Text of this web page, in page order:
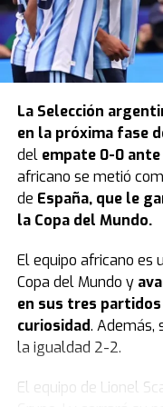
La Selección
en la próxima fase
del empate 0-0
africano se metió
de España, que le
la Copa del Mundo.
El equipo africano es
Copa del Mundo y
en sus tres
curiosidad. Además,
la igualdad 2-2.
El equipo de Lionel